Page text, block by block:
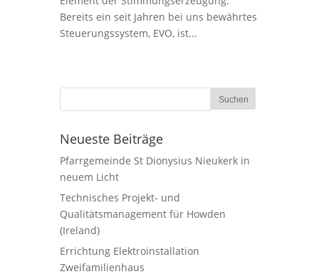
Bereits ein seit Jahren bei uns bewährtes
Steuerungssystem, EVO, ist...
Neueste Beiträge
Pfarrgemeinde St Dionysius Nieukerk in
neuem Licht
Technisches Projekt- und
Qualitätsmanagement für Howden
(Ireland)
Errichtung Elektroinstallation
Zweifamilienhaus